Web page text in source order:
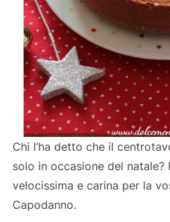
Chi l’ha detto che il
solo in occasione del natale?
velocissima e carina per la
Capodanno.